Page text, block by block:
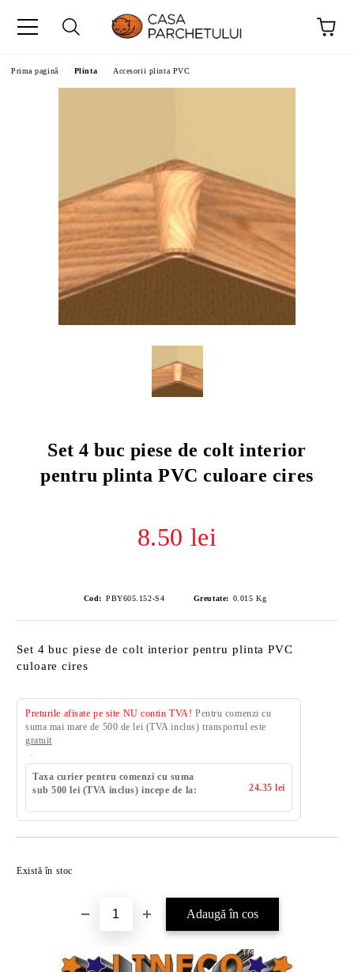
Prima pagină Plinta Accesorii plinta PVC
Set 4 buc piese de colt interior
pentru plinta PVC culoare cires
8.50 lei
Cod: PBY605.152-S4 Greutate: 0.015 Kg
Set 4 buc piese de colt interior pentru plinta PVC
culoare cires
Preturile afisate pe site NU contin TVA! Pentru comenzi cu
suma mai mare de 500 de lei (TVA inclus) transportul este
gratuit
Taxa curier pentru comenzi cu suma
sub 500 lei (TVA inclus) incepe de la:
24.35 lei
Există în stoc